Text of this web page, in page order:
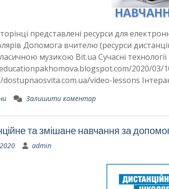
представлені ресурси для
Допомога вчителю (ресурси
музикою Bit.ua Сучасні технології
2020/03/
video-lessons
Залишити коментар
та змішане навчання за
admin